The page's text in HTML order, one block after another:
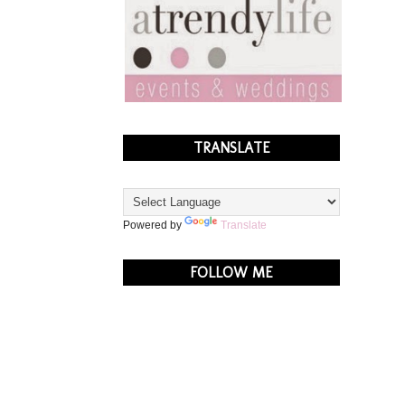
TRANSLATE
Powered by Translate
FOLLOW ME